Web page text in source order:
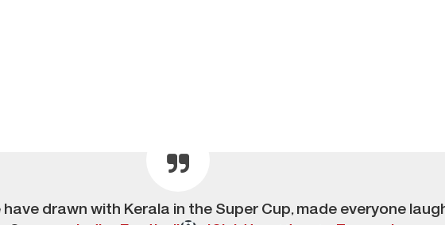
drawn with Kerala in the Super Cup, made everyone